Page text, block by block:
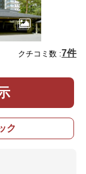
クチコミ数 :7件
ク